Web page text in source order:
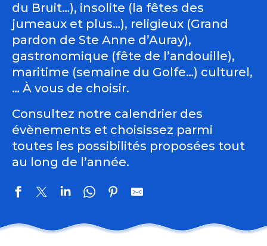
du Bruit…), insolite (la fêtes des
jumeaux et plus…), religieux (Grand
pardon de Ste Anne d’Auray),
gastronomique (fête de l’andouille),
maritime (semaine du Golfe…) culturel,
… À vous de choisir.
Consultez notre calendrier des
évènements et choisissez parmi
toutes les possibilités proposées tout
au long de l’année.